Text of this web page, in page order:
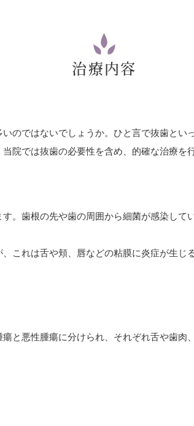
治療内容
のではないでしょうか。ひと言で抜歯と
院では抜歯の必要性を含め、的確な治療を
。歯根の先や歯の周囲から細菌が感染し
これは舌や頬、唇などの粘膜に炎症が生
と悪性腫瘍に分けられ、それぞれ舌や歯